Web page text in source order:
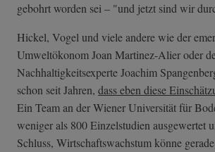
gebohrt worden sei – "und jetzt sind wir
Hickel, Vogel und viele andere wie der
Umweltökonom Joan Martinez-Alier oder
Nachhaltigkeitsexperte Joachim
schon seit Jahren, dass eben diese
Ein Team an der Wiener Universität für
weniger als 800 Einzelstudien ausgewertet
Schluss, Wirtschaftswachstum könne